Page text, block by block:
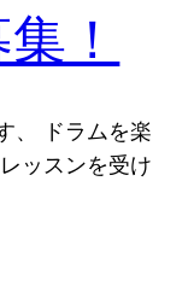
！
、 ドラムを楽
ッスンを受け